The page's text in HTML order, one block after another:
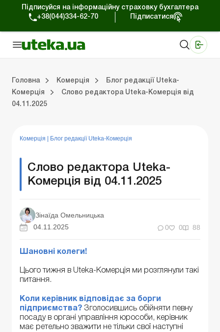
Підписуйся на інформаційну страховку бухгалтера
+38(044)334-62-70
Підписатися
Головна Комерція
Блог редакції Uteka-
Комерція
Слово редактора Uteka-Комерція від
04.11.2025
Комерція Блог редакції Uteka-Комерція
Слово редактора Uteka-
Комерція від 04.11.2025
Зінаїда Омельницька
04.11.2025
0 0 88
Шановні колеги!
Цього тижня в Uteka-Комерція ми розглянули такі
питання.
Коли керівник відповідає за борги
підприємства? Зголосившись обійняти певну
посаду в органі управління юрособи, керівник
має ретельно зважити не тільки свої наступні